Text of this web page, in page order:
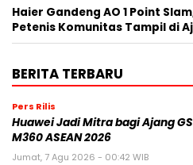
Haier Gandeng AO 1 Point
Petenis Komunitas Tampil di
BERITA TERBARU
Pers Rilis
Huawei Jadi Mitra bagi Ajang
M360 ASEAN 2026
Jumat, 7 Agu 2026 - 00:42 WIB